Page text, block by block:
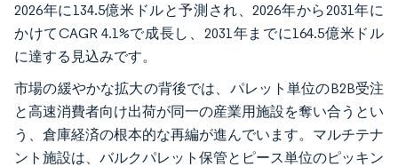
2026年に134.5億米ドルと予測され、2026年から2031年に
かけてCAGR 4.1%で成長し、2031年までに164.5億米ドル
に達する見込みです。
市場の緩やかな拡大の背後では、パレット単位のB2B受注
と高速消費者向け出荷が同一の産業用施設を奪い合うとい
う、倉庫経済の根本的な再編が進んでいます。マルチテナ
ント施設は、バルクパレット保管とピース単位のピッキン